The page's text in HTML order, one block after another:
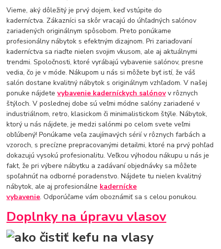
Vieme, aký dôležitý je prvý dojem, keď vstúpite do
kaderníctva. Zákazníci sa skôr vracajú do úhľadných salónov
zariadených originálnym spôsobom. Preto ponúkame
profesionálny nábytok s efektným dizajnom. Pri zariaďovaní
kaderníctva sa riaďte nielen svojim vkusom, ale aj aktuálnymi
trendmi. Spoločnosti, ktoré vyrábajú vybavenie salónov, presne
vedia, čo je v móde. Nákupom u nás si môžete byť istí, že váš
salón dostane kvalitný nábytok s originálnym vzhľadom. V našej
ponuke nájdetevybavenie kaderníckych salónovv rôznych
štýloch. V poslednej dobe sú veľmi módne salóny zariadené v
industriálnom, retro, klasickom či minimalistickom štýle. Nábytok,
ktorý u nás nájdete, je medzi salónmi po celom svete veľmi
obľúbený! Ponúkame veľa zaujímavých sérií v rôznych farbách a
vzoroch, s precízne prepracovanými detailmi, ktoré na prvý pohľad
dokazujú vysokú profesionalitu. Veľkou výhodou nákupu u nás je
fakt, že pri výbere nábytku a zadávaní objednávky sa môžete
spoľahnúť na odborné poradenstvo. Nájdete tu nielen kvalitný
nábytok, ale aj profesionálne kadernícke
vybavenie. Odporúčame vám oboznámiť sa s celou ponukou.
Doplnky na úpravu vlasov